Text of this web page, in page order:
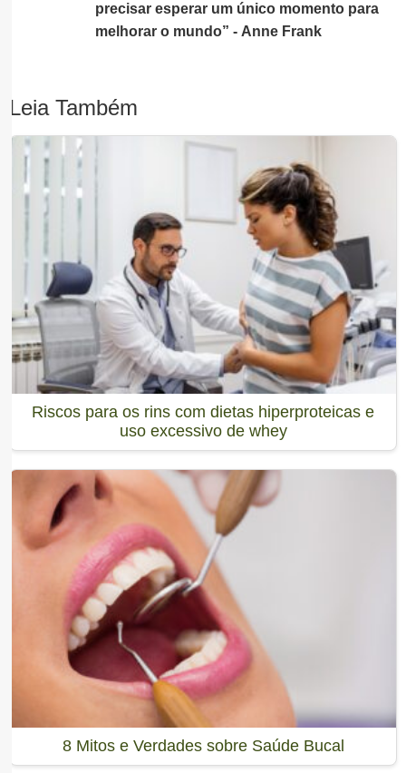
precisar esperar um único momento para
melhorar o mundo” - Anne Frank
Leia Também
Riscos para os rins com dietas hiperproteicas e
uso excessivo de whey
8 Mitos e Verdades sobre Saúde Bucal